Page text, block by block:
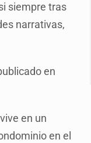
siempre tras
narrativas,
en
en un
en el